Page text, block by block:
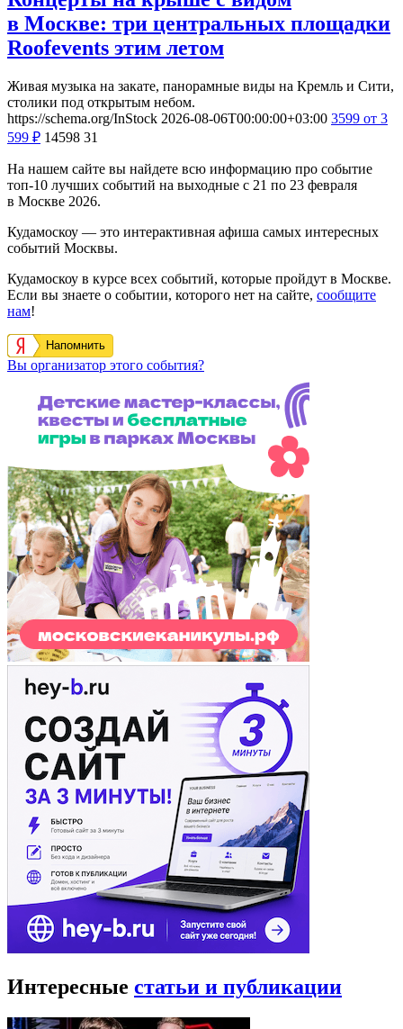
в Москве: три центральных площадки
Roofevents этим летом
Живая музыка на закате, панорамные виды на Кремль и Сити,
столики под открытым небом.
https://schema.org/InStock 2026-08-06T00:00:00+03:00 3599 от 3
599 ₽ 14598 31
На нашем сайте вы найдете всю информацию про событие
топ-10 лучших событий на выходные с 21 по 23 февраля
в Москве 2026.
Кудамоскоу — это интерактивная афиша самых интересных
событий Москвы.
Кудамоскоу в курсе всех событий, которые пройдут в Москве.
Если вы знаете о событии, которого нет на сайте, сообщите
нам!
Напомнить
Вы организатор этого события?
Интересные статьи и публикации